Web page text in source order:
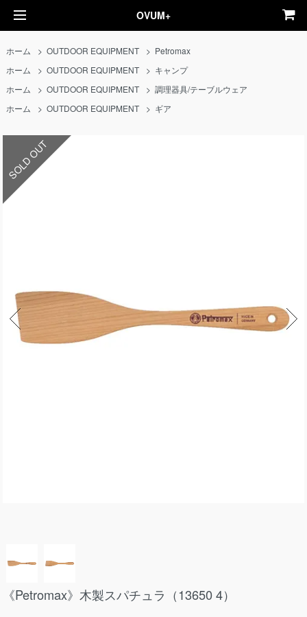
OVUM+
ホーム >OUTDOOR EQUIPMENT > Petromax
ホーム
>OUTDOOR EQUIPMENT > キャンプ
ホーム
>OUTDOOR EQUIPMENT >調理器具/テーブルウェア
ホーム
>OUTDOOR EQUIPMENT > ギア
SOLD OUT
《Petromax》木製スパチュラ（13650 4）